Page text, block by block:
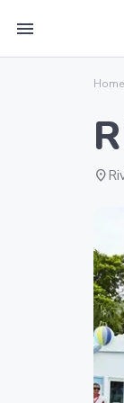
menu
Home
location_on